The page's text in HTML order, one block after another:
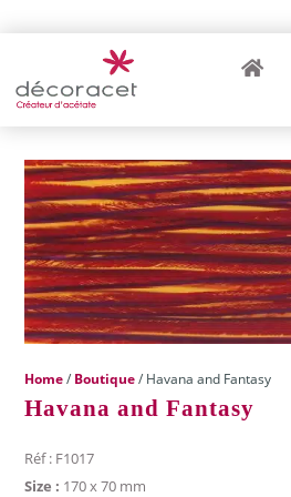
Home/ Boutique/ Havana and Fantasy
Havana and Fantasy
Réf : F1017
Size : 170 x 70 mm